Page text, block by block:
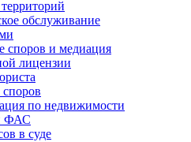
обслуживание
споров и медиация
лицензии
по недвижимости
ФАС
в суде